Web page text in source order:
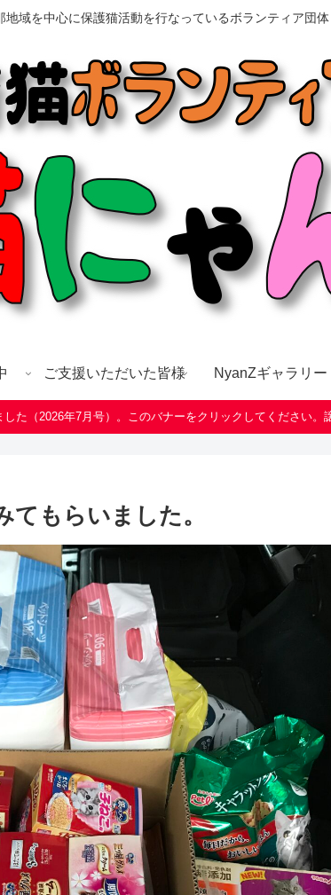
地域を中心に保護猫活動を行なっているボランティア団
ご支援いただいた皆様 NyanZギャラリー
た（2026年7月号）。このバナーをクリックしてください。
もらいました。